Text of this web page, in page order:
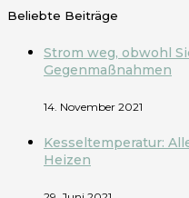
Beliebte Beiträge
Strom weg, obwohl
Gegenmaßnahmen
14. November 2021
Kesseltemperatur:
Heizen